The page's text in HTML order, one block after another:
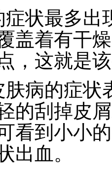
症状最多出
盖着有干
，这就是
肤病的症状
的刮掉皮
看到小小
出血。